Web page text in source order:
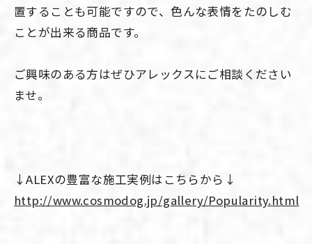
置することも可能ですので、色んな表情をたのしむ
ことが出来る商品です。
ご興味のある方はぜひアレックスにご相談ください
ませ。
↓ALEXの豊富な施工実例はこちらから↓
http://www.cosmodog.jp/gallery/Popularity.html